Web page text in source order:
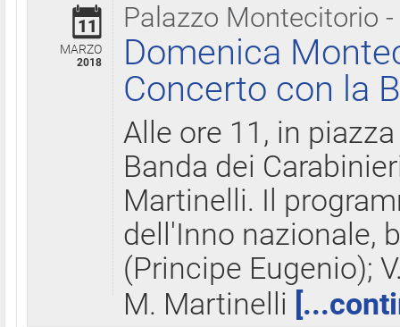
Palazzo Montecitorio
11
MARZO
2018
Domenica
Concerto con la
Alle ore 11, in
Banda dei
Martinelli. Il
dell'Inno nazionale,
(Principe Eugenio);
M. Martinelli